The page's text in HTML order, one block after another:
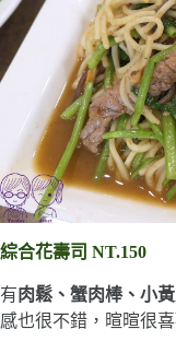
綜合花壽司 NT.150
有肉鬆、蟹肉棒、小
感也很不錯，暄暄很